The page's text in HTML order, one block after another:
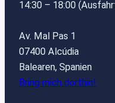
14:30 – 18:00
Av. Mal Pas 1
07400 Alcúdia
Balearen, Spanien
Bring mich dorthin!